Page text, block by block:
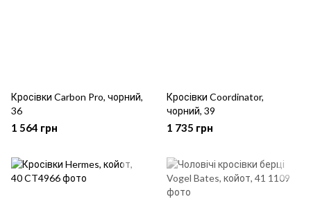
Кросівки Carbon Pro, чорний,
36
1 564 грн
Кросівки Coordinator,
чорний, 39
1 735 грн